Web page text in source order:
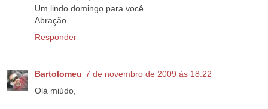
Um lindo domingo para você
Abração
Responder
Bartolomeu 7 de novembro de 2009 às 18:22
Olá miúdo,